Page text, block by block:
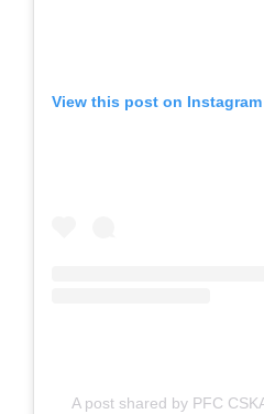
View this post on Instagram
A post shared by PFC